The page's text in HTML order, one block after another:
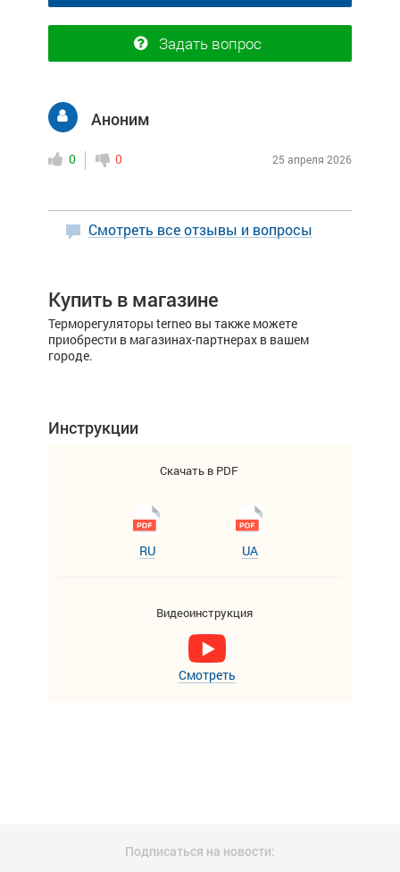
Задать вопрос
Аноним
0 0 25 апреля 2026
Смотреть все отзывы и вопросы
Купить в магазине
Терморегуляторы terneo вы также можете
приобрести в магазинах-партнерах в вашем
городе.
Инструкции
Скачать в PDF
RU UA
Видеоинструкция
Смотреть
Подписаться на новости: